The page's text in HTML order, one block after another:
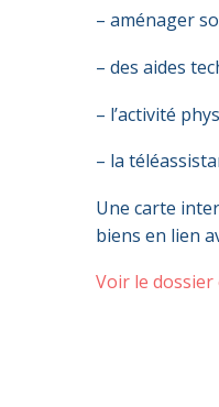
– aménager
– des aides
– l’activité
– la
Une carte
biens en lien
Voir le